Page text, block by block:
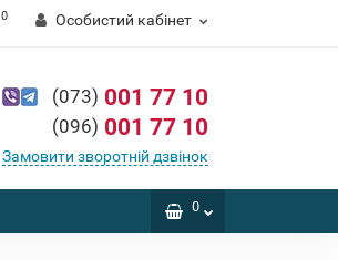
0 Особистий кабінет
(073) 001 77 10
(096) 001 77 10
Замовити зворотній дзвінок
0